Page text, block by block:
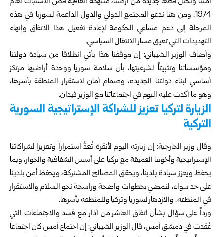
1974، ومن هنا ندعو المجتمع الدولي والدول الداعمة لسوريا في هذه
المرحلة إلى دعم مساعي الحكومة لإعادة تفعيل هذا الاتفاق وإنهاء
التهديدات التي تعيق مسار الانتقال السياسي.
وأضاف الوزير الشيباني: إن موقفنا هذا يأتي انطلاقاً من سيادة دولتنا
ومؤسساتنا وتثبيتاً لشرعيتها، بأن سلامة سوريا ووحدة أراضيها مرتكز
أساسي لبناء دولتنا الجديدة، وصمام أمان لاستقرار المنطقة بأسرها،
وهو ما أكدت عليه اليوم في اجتماعاتنا مع الوزير فيدان.
الزيارة لتركيا تعزيز للشراكة الإستراتيجية السورية
التركية
وقال وزير الخارجية: إن زيارته اليوم لأنقرة تُعدُّ استمراراً وتعزيزاً لشراكاتنا
الإستراتيجية وأخوتنا العميقة مع تركيا على أسس الشفافية والحوار، وبما
يحفظ ويعزز سيادة بلدينا، ويحقق المصالح المشتركة، ويحفظ أمن بلدينا
على حد سواء، لنمضي بخطوات واضحة وراسخة نحو السلام والاستقرار
في المنطقة، والازدهار لسوريا وتركيا وللمنطقة بأسرها.
ورداً على سؤال بشأن اتفاق العاشر من آذار مع قسد والاجتماعات التي
عُقدت في دمشق أمس، قال الوزير الشيباني: إن اجتماع أمس كان اجتماعاً